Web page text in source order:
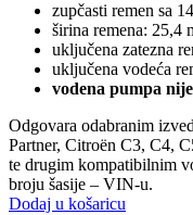
zupčasti remen sa
širina remena: 25,4
uključena zatezna
uključena vodeća
vodena pumpa
Odgovara odabranim
Partner, Citroën C3, C4,
te drugim kompatibilnim
broju šasije – VIN-u.
Dodaj u košaricu